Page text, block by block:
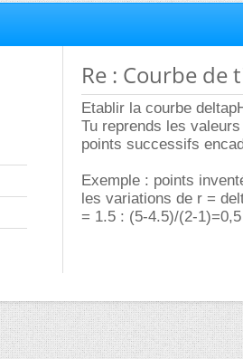
Re : Courbe de
Etablir la courbe
Tu reprends les
points successifs
Exemple : points
les variations de r =
= 1.5 : (5-4.5)/(2-